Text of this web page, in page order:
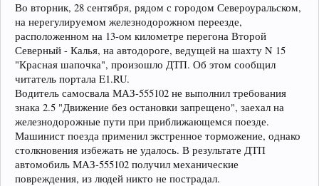
Во вторник, 28 сентября, рядом с городом Североуральском,
на нерегулируемом железнодорожном переезде,
расположенном на 13-ом километре перегона Второй
Северный - Калья, на автодороге, ведущей на шахту N 15
"Красная шапочка", произошло ДТП. Об этом сообщил
читатель портала E1.RU.
Водитель самосвала МАЗ-555102 не выполнил требования
знака 2.5 "Движение без остановки запрещено", заехал на
железнодорожные пути при приближающемся поезде.
Машинист поезда применил экстренное торможение, однако
столкновения избежать не удалось. В результате ДТП
автомобиль МАЗ-555102 получил механические
повреждения, из людей никто не пострадал.